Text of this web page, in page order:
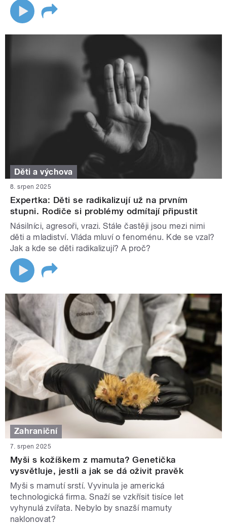
Děti a výchova
8. srpen 2025
Expertka: Děti se radikalizují už na prvním
stupni. Rodiče si problémy odmítají připustit
Násilníci, agresoři, vrazi. Stále častěji jsou mezi nimi
děti a mladiství. Vláda mluví o fenoménu. Kde se vzal?
Jak a kde se děti radikalizují? A proč?
Zahraniční
7. srpen 2025
Myši s kožíškem z mamuta? Genetička
vysvětluje, jestli a jak se dá oživit pravěk
Myši s mamutí srstí. Vyvinula je americká
technologická firma. Snaží se vzkřísit tisíce let
vyhynulá zvířata. Nebylo by snazší mamuty
naklonovat?